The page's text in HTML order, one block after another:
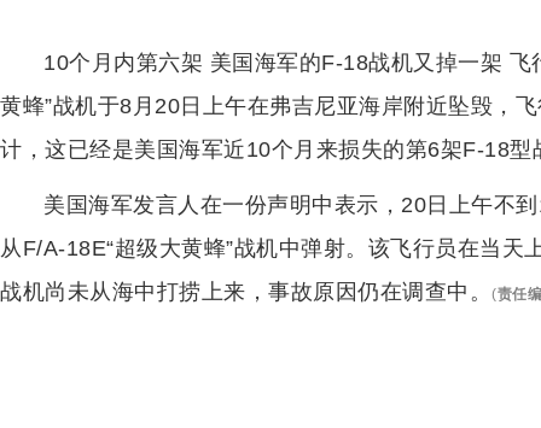
10个月内第六架 美国海军的F-18战机又掉一架
黄蜂”战机于8月20日上午在弗吉尼亚海岸附近坠毁，
计，这已经是美国海军近10个月来损失的第6架F-18型
美国海军发言人在一份声明中表示，20日上午不
从F/A-18E“超级大黄蜂”战机中弹射。该飞行员在当
战机尚未从海中打捞上来，事故原因仍在调查中。
(责任